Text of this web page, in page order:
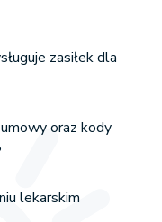
zasiłek dla
oraz kody
lekarskim